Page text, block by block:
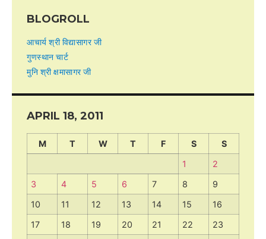
BLOGROLL
आचार्य श्री विद्यासागर जी
गुणस्थान चार्ट
मुनि श्री क्षमासागर जी
APRIL 18, 2011
M T W T F S
S
1
2
3
4 5 6 7 8
9
10
11 12 13 14 15
16
17
18 19 20 21 22
23